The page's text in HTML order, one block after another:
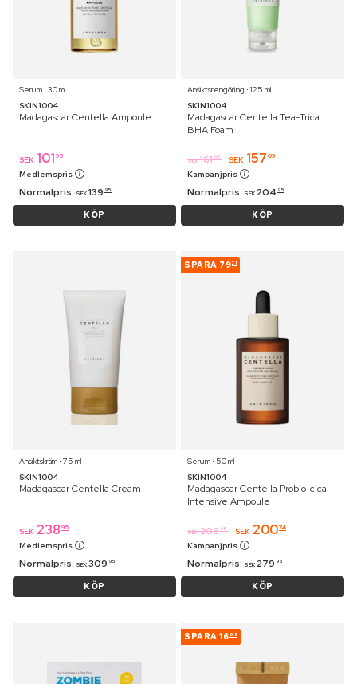
Serum ⋅ 30 ml
SKIN1004
Madagascar Centella Ampoule
SEK 101 95
Medlemspris
Normalpris: SEK 139 95
KÖP
Ansiktsrengöring ⋅ 125 ml
SKIN1004
Madagascar Centella Tea-Trica
BHA Foam
SEK 161 95 SEK 157 09
Kampanjpris
Normalpris: SEK 204 95
KÖP
Ansiktskräm ⋅ 75 ml
SKIN1004
Madagascar Centella Cream
SEK 238 95
Medlemspris
Normalpris: SEK 309 95
KÖP
SPARA 7921
Serum ⋅ 50 ml
SKIN1004
Madagascar Centella Probio-cica
Intensive Ampoule
SEK 206 95 SEK 20074
Kampanjpris
Normalpris: SEK 279 95
KÖP
SPARA 16 95